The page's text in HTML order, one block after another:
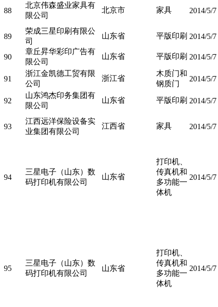
88
北京伟森盛业家具有
限公司
北京市 家具 2014/5/7
89
荣成三星印刷有限公
司
山东省 平版印刷 2014/5/7
90
章丘昇华彩印广告有
限公司
山东省 平版印刷 2014/5/7
91
浙江金凯德工贸有限
公司
浙江省
木质门和
钢质门
2014/5/7
92
山东鸿杰印务集团有
限公司
山东省 平版印刷 2014/5/7
93
江西远洋保险设备实
业集团有限公司
江西省 家具 2014/5/7
94
三星电子（山东）数
码打印机有限公司
山东省
打印机、
传真机和
多功能一
体机
2014/5/7
95
三星电子（山东）数
码打印机有限公司
山东省
打印机、
传真机和
多功能一
体机
2014/5/7